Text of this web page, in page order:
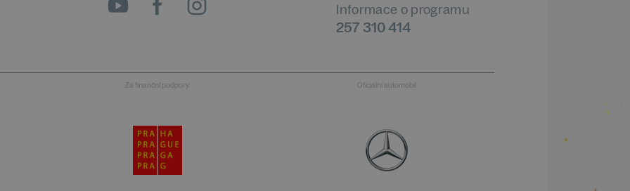
Informace o programu
257 310 414
Za finanční podpory Oficiální automobil